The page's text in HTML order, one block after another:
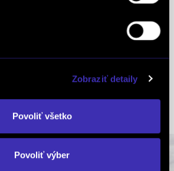
Zobraziť detaily
Povoliť všetko
Povoliť výber
+421 905 167 719
+421 46 542 08 75